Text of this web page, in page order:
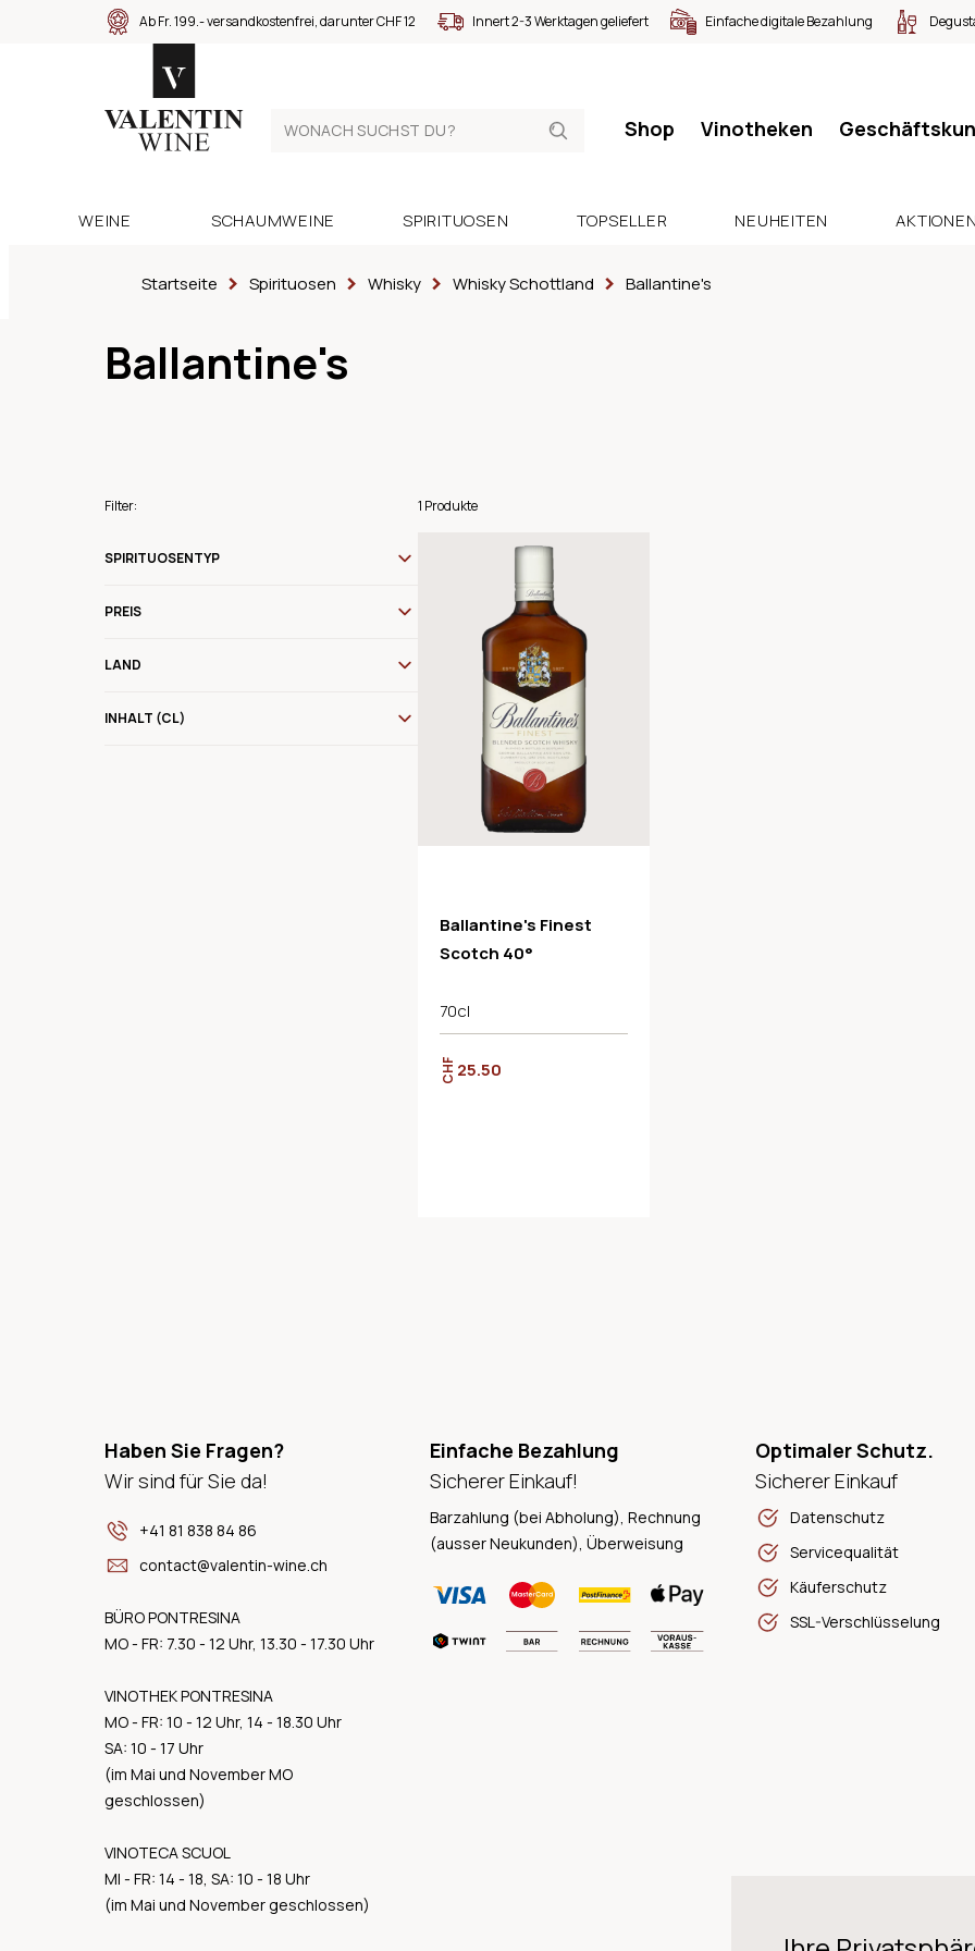
Ab Fr. 199.- versandkostenfrei, darunter CHF 12 Innert 2-3 Werktagen geliefert Einfache digitale Bezahlung
Shop Vinotheken
WEINE SCHAUMWEINE SPIRITUOSEN TOPSELLER NEUHEITEN AKTIONEN
Startseite Spirituosen Whisky Whisky Schottland Ballantine's
Ballantine's
Filter:
SPIRITUOSENTYP
PREIS
LAND
INHALT (CL)
1 Produkte
Ballantine's Finest
Scotch 40°
70cl
CHF 25.50
Haben Sie Fragen?
Wir sind für Sie da!
+41 81 838 84 86
contact@valentin-wine.ch
BÜRO PONTRESINA
MO - FR: 7.30 - 12 Uhr, 13.30 - 17.30 Uhr
VINOTHEK PONTRESINA
MO - FR: 10 - 12 Uhr, 14 - 18.30 Uhr
SA: 10 - 17 Uhr
(im Mai und November MO
geschlossen)
VINOTECA SCUOL
MI - FR: 14 - 18, SA: 10 - 18 Uhr
(im Mai und November geschlossen)
Einfache Bezahlung
Sicherer Einkauf!
Barzahlung (bei Abholung), Rechnung
(ausser Neukunden), Überweisung
Optimaler Schutz.
Sicherer Einkauf
Datenschutz
Servicequalität
Käuferschutz
SSL-Verschlüsselung